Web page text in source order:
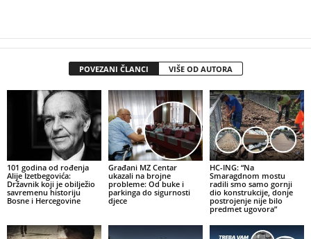
POVEZANI ČLANCI VIŠE OD AUTORA
101 godina od rođenja
Alije Izetbegovića:
Državnik koji je obilježio
savremenu historiju
Bosne i Hercegovine
Građani MZ Centar
ukazali na brojne
probleme: Od buke i
parkinga do sigurnosti
djece
HC-ING: “Na
Smaragdnom mostu
radili smo samo gornji
dio konstrukcije, donje
postrojenje nije bilo
predmet ugovora”